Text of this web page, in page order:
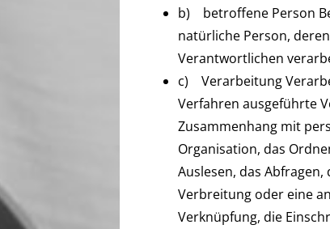
b) betroffene Person
natürliche Person,
Verantwortlichen
c) Verarbeitung
Verfahren ausgeführte
Zusammenhang mit
Organisation, das
Auslesen, das
Verbreitung oder eine
Verknüpfung, die